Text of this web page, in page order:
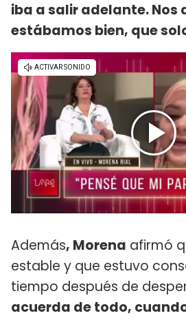
iba a salir adelante. Nos
estábamos bien, que
Además, Morena afirmó
estable y que estuvo
tiempo después de
acuerda de todo,